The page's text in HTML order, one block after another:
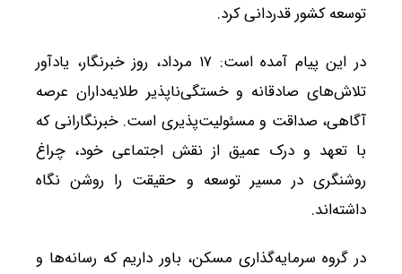
توسعه کشور قدردانی کرد.
در این پیام آمده است: ۱۷ مرداد، روز خبرنگار، یادآور
تلاش‌های صادقانه و خستگی‌ناپذیر طلایه‌داران عرصه
آگاهی، صداقت و مسئولیت‌پذیری است. خبرنگارانی که
با تعهد و درک عمیق از نقش اجتماعی خود، چراغ
روشنگری در مسیر توسعه و حقیقت را روشن نگاه
داشته‌اند.
در گروه سرمایه‌گذاری مسکن، باور داریم که رسانه‌ها و